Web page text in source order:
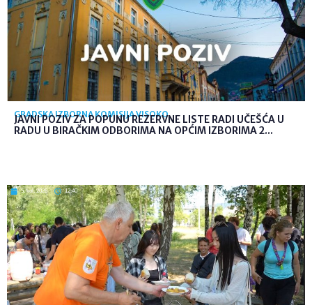
GRADSKA IZBORNA KOMISIJA VISOKO
JAVNI POZIV ZA POPUNU REZERVNE LISTE RADI UČEŠĆA U
RADU U BIRAČKIM ODBORIMA NA OPĆIM IZBORIMA 2...
5. kol. 2026 12:40